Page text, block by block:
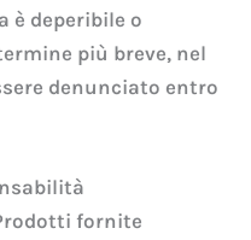
è deperibile o
più breve, nel
denunciato entro
fornite